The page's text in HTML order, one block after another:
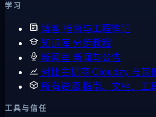
学习
博客指南与工程笔记
知识库 分步教程
新闻室 新闻与公告
对比主机商 Cloudzy 与其
所有资源指南、文档、工
工具与信任